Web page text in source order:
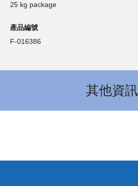
25 kg package
產品編號
F-016386
其他資訊